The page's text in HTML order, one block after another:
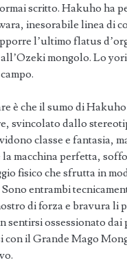
scritto. Hakuho ha
inesorabile linea di
l’ultimo flatus
mongolo. Lo
è che il sumo di
svincolato dallo
classe e fantasia,
macchina perfetta,
fisico che sfrutta in
entrambi
di forza e bravura li
sentirsi ossessionato
con il Grande Mago